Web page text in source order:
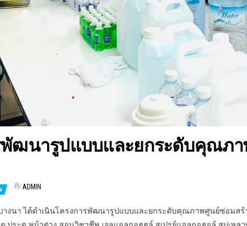
พัฒนารูปแบบและยกระดับคุณภ
By ADMIN
งนา ได้ดำเนินโครงการพัฒนารูปแบบและยกระดับคุณภาพศูนย์ซ่อมสร้า